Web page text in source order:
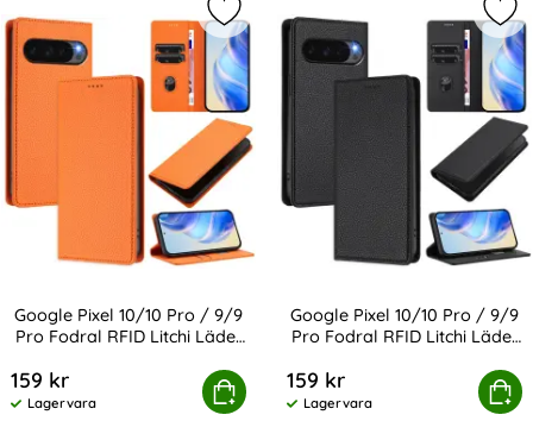
Google Pixel 10/10 Pro / 9/9
Pro Fodral RFID Litchi Läder
159 kr
Tillgänglighet:
Lagervara
Köp
10/10 Pro / 9/9 Pro Fodral RFID Litchi Läder Orange
Markera google Pixel 10/10 Pro /
Google Pixel 10/10 Pro / 9/9
Pro Fodral RFID Litchi Läder
159 kr
Tillgänglighet:
Lagervara
Köp
Google Pixel 10/10 Pro / 9/9 Pro